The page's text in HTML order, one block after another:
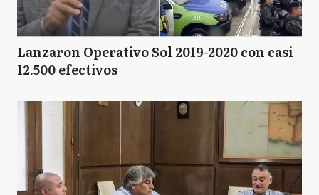
Lanzaron Operativo Sol 2019-2020 con casi
12.500 efectivos